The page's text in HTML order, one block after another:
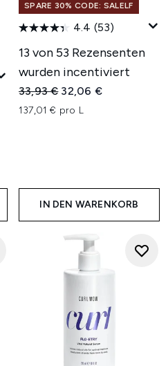
SPARE 30% CODE: SALELF
4.4 (53)
13 von 53 Rezensenten
wurden incentiviert
Unverbindliche
33,93 € Aktueller Preis:
32,06 €
137,01 € pro L
IN DEN WARENKORB